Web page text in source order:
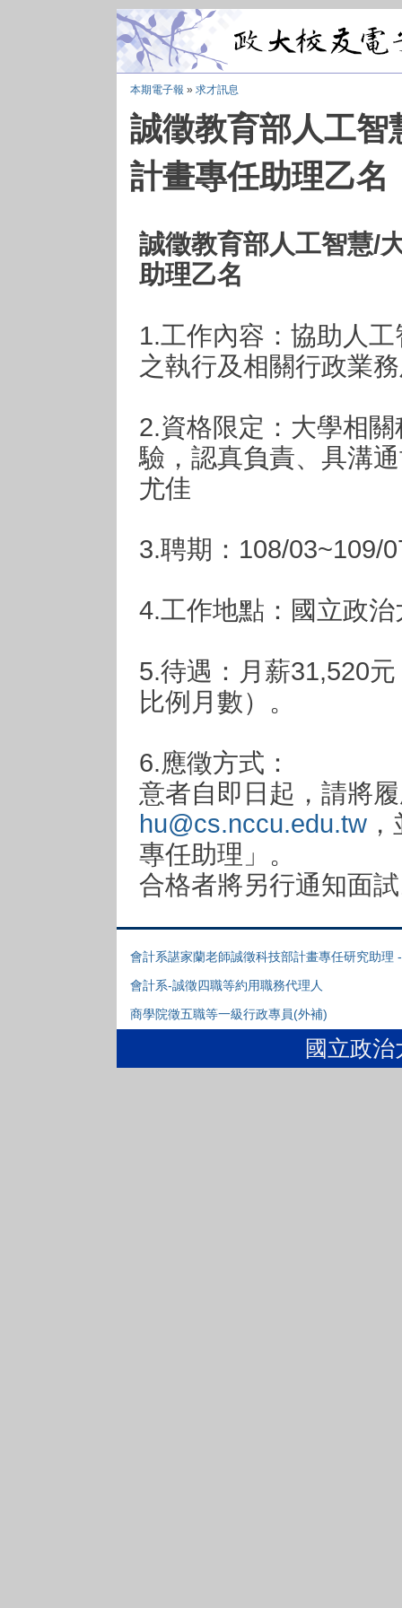
本期電子報 » 求才訊息
誠徵教育部人工智
計畫專任助理乙名
誠徵教育部人工智慧/
助理乙名
1.工作內容：協助人
之執行及相關行政業
2.資格限定：大學相
驗，認真負責、具溝
尤佳
3.聘期：108/03~109/
4.工作地點：國立政
5.待遇：月薪31,520
比例月數）。
6.應徵方式：
意者自即日起，請將
hu@cs.nccu.edu.tw
專任助理」。
合格者將另行通知面
會計系諶家蘭老師誠徵科技部計畫專任研究助理
會計系-誠徵四職等約用職務代理人
商學院徵五職等一級行政專員(外補)
國立政